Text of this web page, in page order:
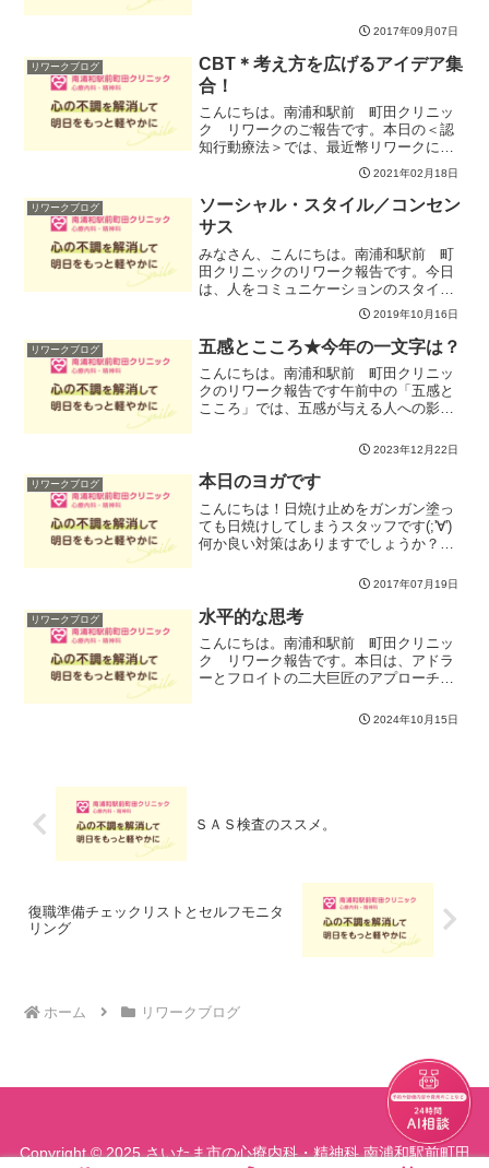
容は違えど似たような経験はあるよう
で、いろんな意見が出ました。たくさん
共感と温かい言葉をいただ...
2017年09月07日
リワークブログ
CBT＊考え方を広げるアイデア集
合！
こんにちは。南浦和駅前 町田クリニッ
ク リワークのご報告です。本日の＜認
知行動療法＞では、最近幣リワークにご
参加され始めた方も多かったため、認知
行動療法の基本もお伝えしつつ、「考え
方を広げよう」というテーマで「認知再
構成法」という手法に取り...
2021年02月18日
リワークブログ
ソーシャル・スタイル／コンセン
サス
みなさん、こんにちは。南浦和駅前 町
田クリニックのリワーク報告です。今日
は、人をコミュニケーションのスタイル
によって４つのタイプに分ける、ソーシ
ャル・スタイルを紹介しました。これ
は、自分や相手、そしてお互いのことを
理解し、そしてよりよい関係...
2019年10月16日
リワークブログ 五感とこころ★今年の一文字は？
こんにちは。南浦和駅前 町田クリニッ
クのリワーク報告です午前中の「五感と
こころ」では、五感が与える人への影響
を学びました。視覚、聴覚、触覚、嗅
覚、味覚それぞれの感覚ごとに好きなも
のと苦手なものを挙げて、リ...
2023年12月22日
リワークブログ 本日のヨガです
こんにちは！日焼け止めをガンガン塗っ
ても日焼けしてしまうスタッフです(;'∀')
何か良い対策はありますでしょうか？あ
..)φ連日猛暑＆空梅雨でしたが、ついに梅
雨明け宣言でましたね～(*^^)v梅雨明け...
2017年07月19日
リワークブログ 水平的な思考
こんにちは。南浦和駅前 町田クリニッ
ク リワーク報告です。本日は、アドラ
ーとフロイトの二大巨匠のアプローチの
行いました。対比することで個々の良い
点が見えてきます。実践的なワークとし
2024年10月15日
ＳＡＳ検査のススメ。
復職準備チェックリストとセルフモニタ
リング
ホーム リワークブログ
Copyright © 2025 さいたま市の心療内科・精神科 南浦和駅前町田
チャット